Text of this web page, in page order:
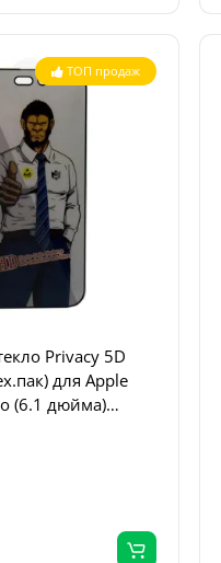
ТОП продаж
Privacy 5D
для Apple
(6.1 дюйма)